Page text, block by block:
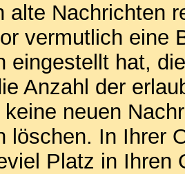
alte Nachrichten
vermutlich eine
eingestellt hat,
Anzahl der
keine neuen
löschen. In Ihrer
Platz in Ihren